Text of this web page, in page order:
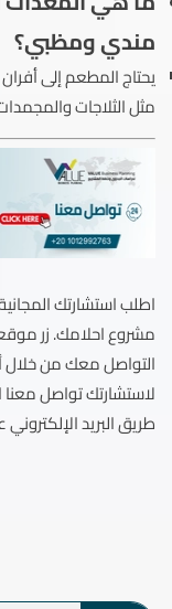
مندي ومظبي؟
يحتاج المطعم إلى
مثل الثلاجات
اطلب استشارتك
مشروع احلامك. زر
التواصل معك من خلال
لاستشارتك تواصل معنا
طريق البريد